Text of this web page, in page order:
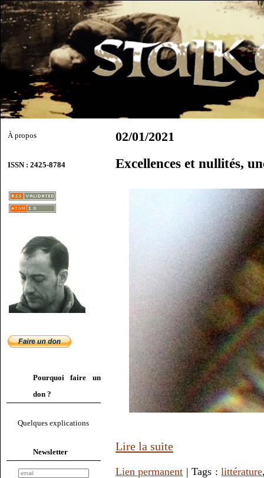
À propos
ISSN : 2425-8784
Pourquoi faire un
don ?
Quelques explications
Newsletter
02/01/2021
Excellences et nullités,
Lire la suite
Lien permanent | Tags :littérature